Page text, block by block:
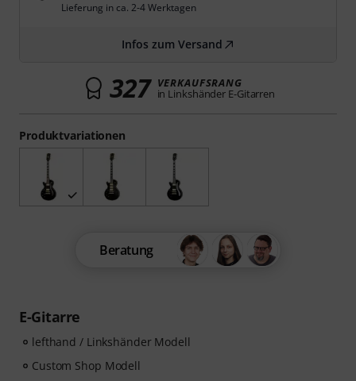
E-Gitarre
lefthand / Linkshänder Modell
Custom Shop Modell
Produktvariationen
Lieferung in ca. 2-4 Werktagen
Infos zum Versand
327 VERKAUFSRANG
in Linkshänder E-Gitarren
Beratung